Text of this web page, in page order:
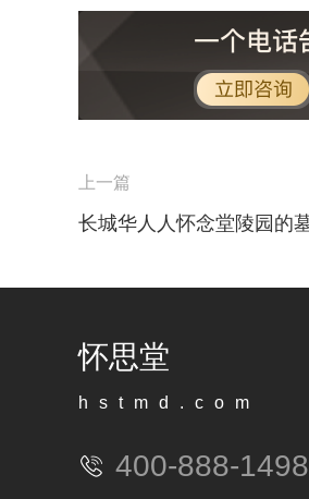
上一篇
怀思堂
hstmd.com
400-888-1498